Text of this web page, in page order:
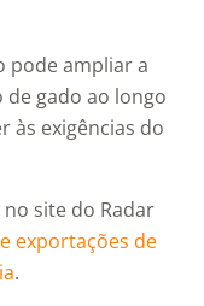
pode ampliar a
gado ao longo
às exigências do
site do Radar
exportações de
.